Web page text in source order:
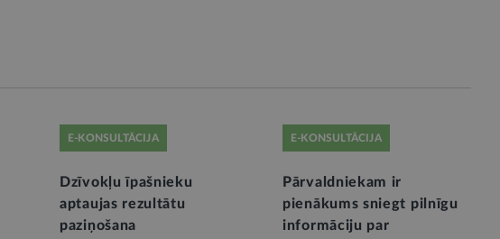
E-KONSULTĀCIJA
Dzīvokļu īpašnieku
aptaujas rezultātu
paziņošana
E-KONSULTĀCIJA
Pārvaldniekam ir
pienākums sniegt pilnīgu
informāciju par